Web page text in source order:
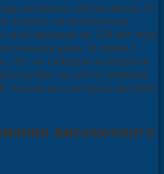
не ровно шесть часов, то
влияют на исчисление
этой причине за 128 лет еще
лишний день. В связи с
что не каждый четвертый
из этого правила
кроме тех, которые делятся
високосного